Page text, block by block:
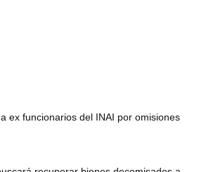
ex funcionarios del INAI por omisiones